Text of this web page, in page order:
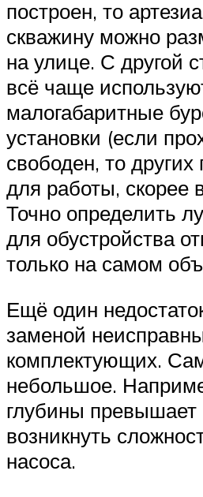
построен, то
скважину можно
на улице. С другой
всё чаще
малогабаритные
установки (если
свободен, то других
для работы, скорее
Точно определить
для обустройства
только на самом
Ещё один
заменой
комплектующих.
небольшое.
глубины превышает
возникнуть
насоса.